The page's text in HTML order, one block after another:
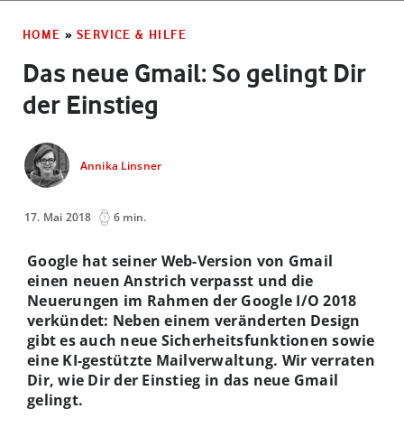
HOME » SERVICE & HILFE
Das neue Gmail: So gelingt Dir
der Einstieg
Annika Linsner
17. Mai 2018 6 min.
Google hat seiner Web-Version von Gmail
einen neuen Anstrich verpasst und die
Neuerungen im Rahmen der Google I/O 2018
verkündet: Neben einem veränderten Design
gibt es auch neue Sicherheitsfunktionen sowie
eine KI-gestützte Mailverwaltung. Wir verraten
Dir, wie Dir der Einstieg in das neue Gmail
gelingt.